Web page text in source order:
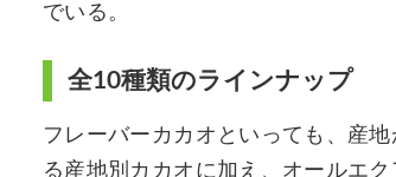
でいる。
全10種類のラインナップ
フレーバーカカオといっても、産
る産地別カカオに加え、オールエ